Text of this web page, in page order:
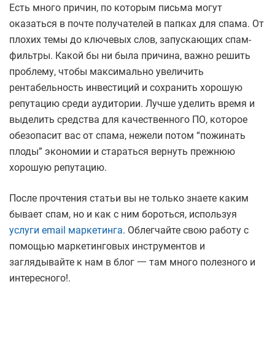
Есть много причин, по которым письма могут
оказаться в почте получателей в папках для спама. От
плохих темы до ключевых слов, запускающих спам-
фильтры. Какой бы ни была причина, важно решить
проблему, чтобы максимально увеличить
рентабельность инвестиций и сохранить хорошую
репутацию среди аудитории. Лучше уделить время и
выделить средства для качественного ПО, которое
обезопасит вас от спама, нежели потом “пожинать
плоды” экономии и стараться вернуть прежнюю
хорошую репутацию.
После прочтения статьи вы не только знаете каким
бывает спам, но и как с ним бороться, используя
услуги email маркетинга. Облегчайте свою работу с
помощью маркетинговых инструментов и
заглядывайте к нам в блог 一 там много полезного и
интересного!.